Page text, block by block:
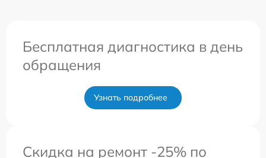
Бесплатная диагностика в день
обращения
Узнать подробнее
Скидка на ремонт -25% по